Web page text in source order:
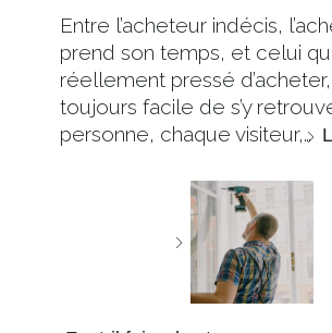
Entre l’acheteur indécis,
prend son temps, et celui
réellement pressé d’acheter,
toujours facile de s’y
personne, chaque visiteur,…